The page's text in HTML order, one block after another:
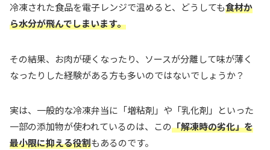
冷凍された食品を電子レンジで温めると、どうしても食材か
ら水分が飛んでしまいます。
その結果、お肉が硬くなったり、ソースが分離して味が薄く
なったりした経験がある方も多いのではないでしょうか？
実は、一般的な冷凍弁当に「増粘剤」や「乳化剤」といった
一部の添加物が使われているのは、この「解凍時の劣化」を
最小限に抑える役割もあるのです。